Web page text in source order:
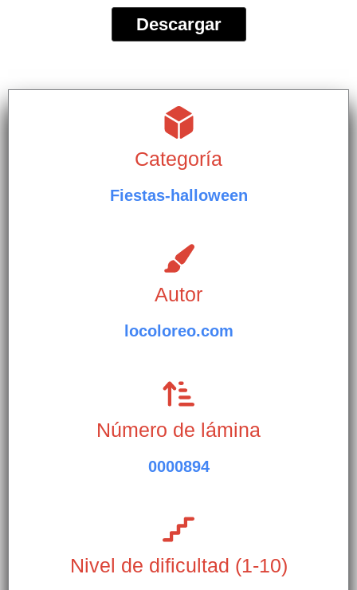
Descargar
Categoría
Fiestas-halloween
Autor
locoloreo.com
Número de lámina
0000894
Nivel de dificultad (1-10)